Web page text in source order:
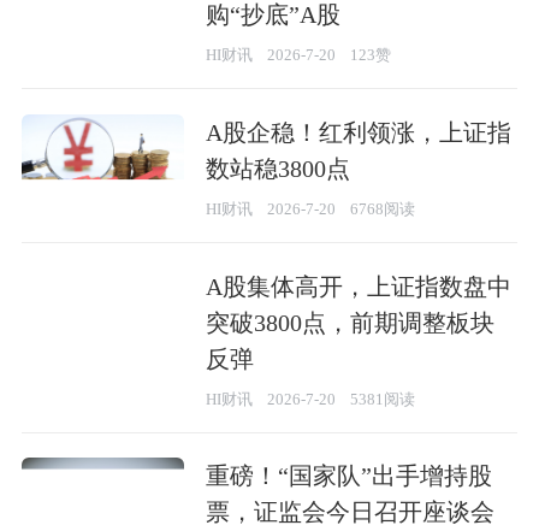
购“抄底”A股
HI财讯 2026-7-20 123赞
A股企稳！红利领涨，上证指
数站稳3800点
HI财讯 2026-7-20 6768阅读
A股集体高开，上证指数盘中
突破3800点，前期调整板块
反弹
HI财讯 2026-7-20 5381阅读
重磅！“国家队”出手增持股
票，证监会今日召开座谈会